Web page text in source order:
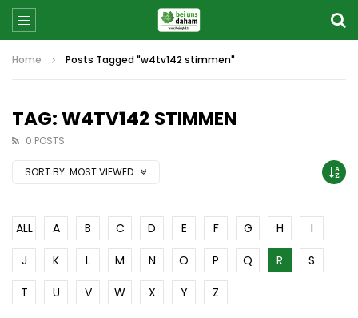
Home Posts Tagged "w4tv142 stimmen"
TAG: W4TV142 STIMMEN
0 POSTS
SORT BY: MOST VIEWED
ALL A B C D E F G H
I
J
K L M N O P Q R
S
T
U V W X Y Z